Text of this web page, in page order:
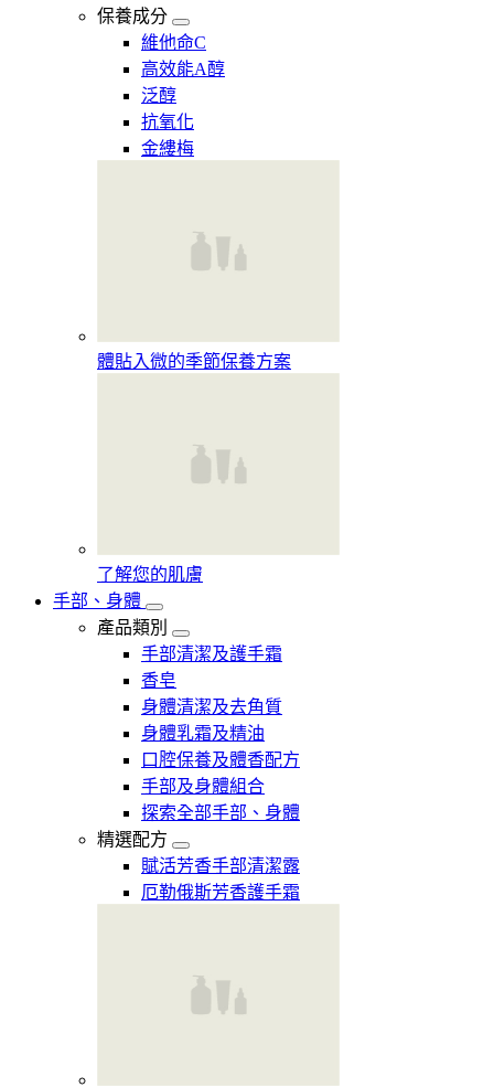
保養成分
維他命C
高效能A醇
泛醇
抗氧化
金縷梅
體貼入微的季節保養方案
了解您的肌膚
手部、身體
產品類別
手部清潔及護手霜
香皂
身體清潔及去角質
身體乳霜及精油
口腔保養及體香配方
手部及身體組合
探索全部手部、身體
精選配方
賦活芳香手部清潔露
厄勒俄斯芳香護手霜